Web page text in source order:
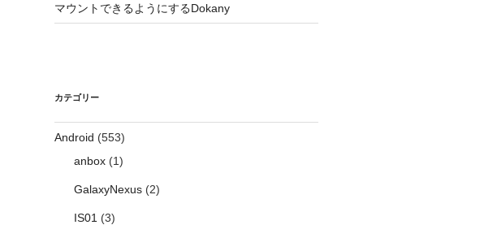
マウントできるようにするDokany
カテゴリー
Android (553)
anbox(1)
GalaxyNexus(2)
IS01 (3)